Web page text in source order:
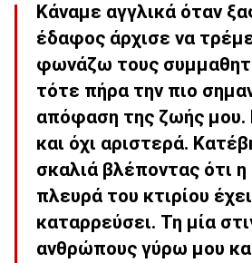
Κάναμε αγγλικά όταν
έδαφος άρχισε να
φωνάζω τους
τότε πήρα την πιο
απόφαση της ζωής μου.
και όχι αριστερά.
σκαλιά βλέποντας ότι η
πλευρά του κτιρίου
καταρρεύσει. Τη μία
ανθρώπους γύρω μου